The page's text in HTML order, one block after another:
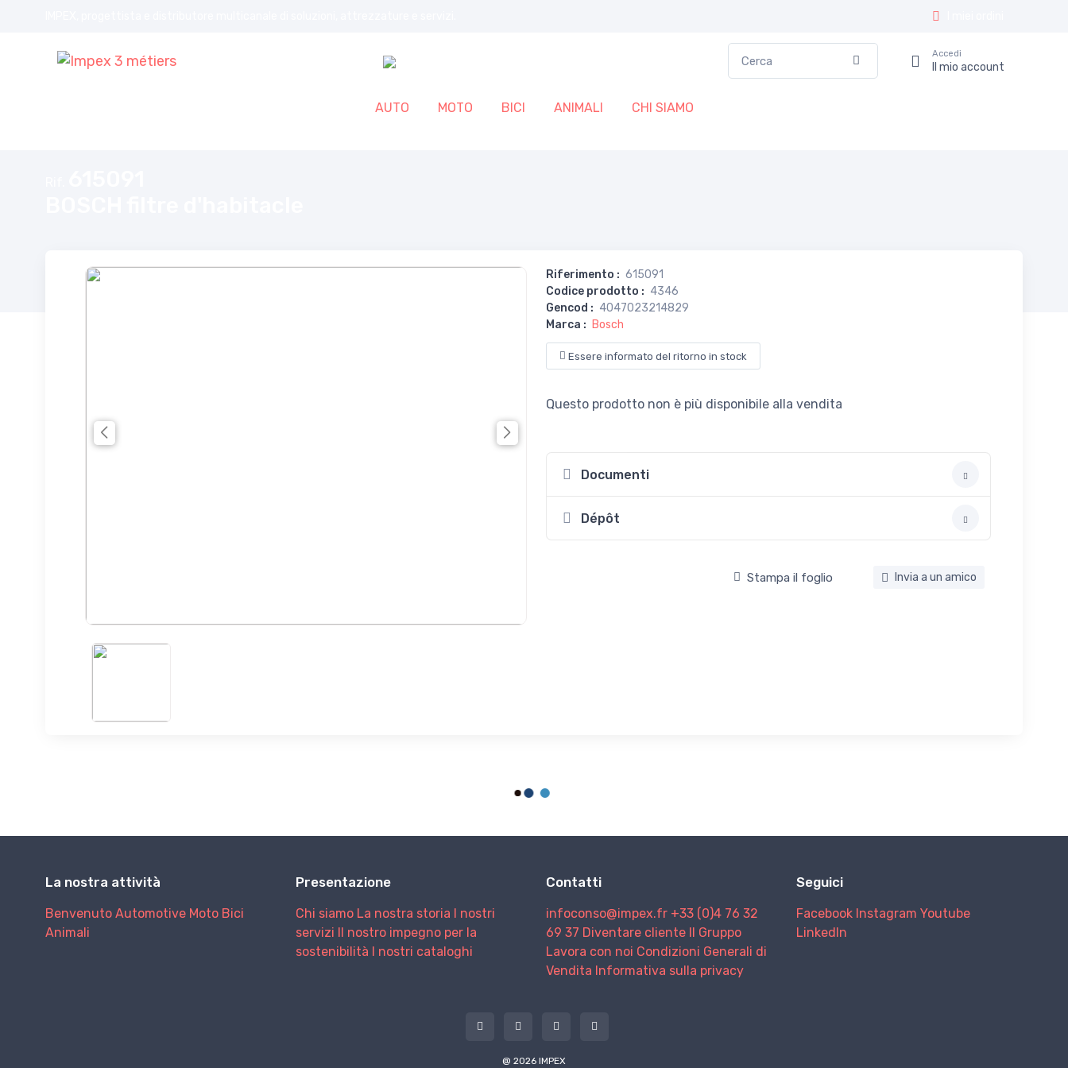
Conferma Accedi
Il mio account
AUTO MOTO BICI ANIMALI CHI SIAMO
Riferimento : 615091
Codice prodotto : 4346
Gencod : 4047023214829
Marca : Bosch
Essere informato del ritorno in stock
Questo prodotto non è più disponibile alla vendita
Documenti
Dépôt
Stampa il foglio Invia a un amico
La nostra attività
Benvenuto Automotive Moto Bici
Animali
Presentazione
Chi siamo La nostra storia I nostri
servizi Il nostro impegno per la
sostenibilità I nostri cataloghi
Contatti
infoconso@impex.fr +33 (0)4 76 32
69 37 Diventare cliente Il Gruppo
Lavora con noi Condizioni Generali di
Vendita Informativa sulla privacy
Seguici
Facebook Instagram Youtube
LinkedIn
@ 2026 IMPEX